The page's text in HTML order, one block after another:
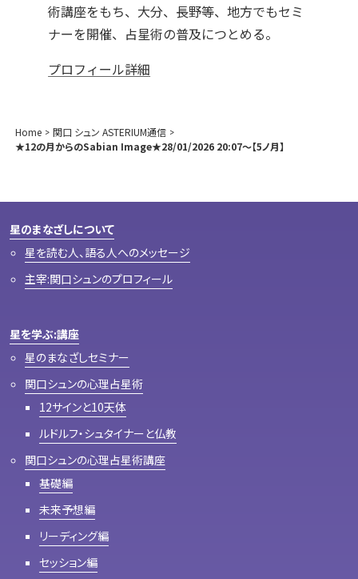
術講座をもち、大分、長野等、地方でもセミ
ナーを開催、占星術の普及につとめる。
プロフィール詳細
Home
関口 シュン ASTERIUM通信
★12の月からのSabian Image★28/01/2026 20:07～【5ノ月】
星のまなざしについて
星を読む人、語る人へのメッセージ
主宰:関口シュンのプロフィール
星を学ぶ:講座
星のまなざしセミナー
関口シュンの心理占星術
12サインと10天体
ルドルフ・シュタイナーと仏教
関口シュンの心理占星術講座
基礎編
未来予想編
リーディング編
セッション編